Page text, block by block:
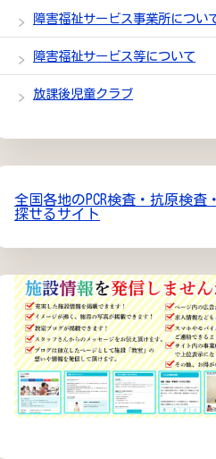
障害福祉サービス事業所につい
障害福祉サービス等について
放課後児童クラブ
全国各地のPCR検査・抗原検査
探せるサイト